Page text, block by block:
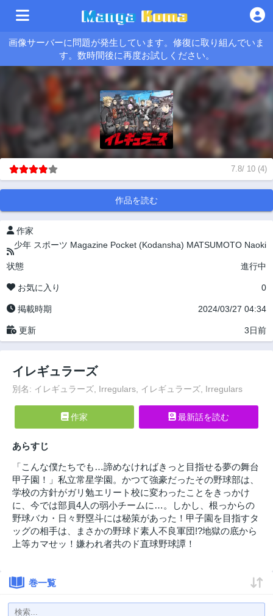
画像サーバーに問題が発生しています。修復に取り組んでいま
す。数時間後に再度お試しください。
7.8/ 10 (4)
作品を読む
作家
少年 スポーツ Magazine Pocket (Kodansha) MATSUMOTO Naoki
状態 進行中
お気に入り 0
掲載時期 2024/03/27 04:34
更新 3日前
イレギュラーズ
別名: イレギュラーズ, Irregulars, イレギュラーズ, Irregulars
作家 最新話を読む
あらすじ
「こんな僕たちでも…諦めなければきっと目指せる夢の舞台
甲子園！」私立常星学園。かつて強豪だったその野球部は、
学校の方針がガリ勉エリート校に変わったことをきっかけ
に、今では部員4人の弱小チームに…。しかし、根っからの
野球バカ・日々野塁斗には秘策があった！甲子園を目指すタ
ッグの相手は、まさかの野球ド素人不良軍団!?地獄の底から
上等カマせッ！嫌われ者共のド直球野球譚！
巻一覧